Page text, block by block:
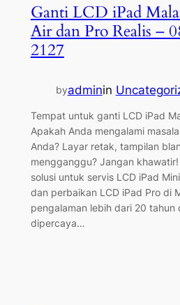
Ganti LCD iPad
Air dan Pro Realis –
2127
byadminin
Tempat untuk ganti LCD iPad
Apakah Anda mengalami
Anda? Layar retak, tampilan
mengganggu? Jangan
solusi untuk servis LCD iPad
dan perbaikan LCD iPad Pro di
pengalaman lebih dari 20 tahun
dipercaya…